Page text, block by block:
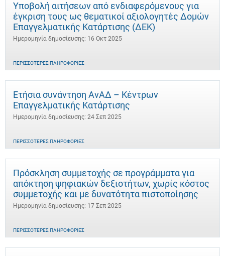
Υποβολή αιτήσεων από ενδιαφερόμενους για
έγκριση τους ως θεματικοί αξιολογητές Δομών
Επαγγελματικής Κατάρτισης (ΔΕΚ)
Ημερομηνία δημοσίευσης: 16 Οκτ 2025
ΠΕΡΙΣΣΌΤΕΡΕΣ ΠΛΗΡΟΦΟΡΊΕΣ
Ετήσια συνάντηση ΑνΑΔ – Κέντρων
Επαγγελματικής Κατάρτισης
Ημερομηνία δημοσίευσης: 24 Σεπ 2025
ΠΕΡΙΣΣΌΤΕΡΕΣ ΠΛΗΡΟΦΟΡΊΕΣ
Πρόσκληση συμμετοχής σε προγράμματα για
απόκτηση ψηφιακών δεξιοτήτων, χωρίς κόστος
συμμετοχής και με δυνατότητα πιστοποίησης
Ημερομηνία δημοσίευσης: 17 Σεπ 2025
ΠΕΡΙΣΣΌΤΕΡΕΣ ΠΛΗΡΟΦΟΡΊΕΣ